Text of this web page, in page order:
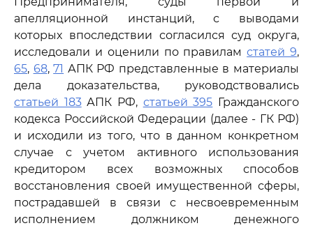
апелляционной инстанций, с выводами
которых впоследствии согласился суд округа,
исследовали и оценили по правиламстатей 9,
65, 68,71 АПК РФ представленные в материалы
дела доказательства, руководствовались
статьей 183АПК РФ, статьей 395 Гражданского
кодекса Российской Федерации (далее - ГК РФ)
и исходили из того, что в данном конкретном
случае с учетом активного использования
кредитором всех возможных способов
восстановления своей имущественной сферы,
пострадавшей в связи с несвоевременным
исполнением должником денежного